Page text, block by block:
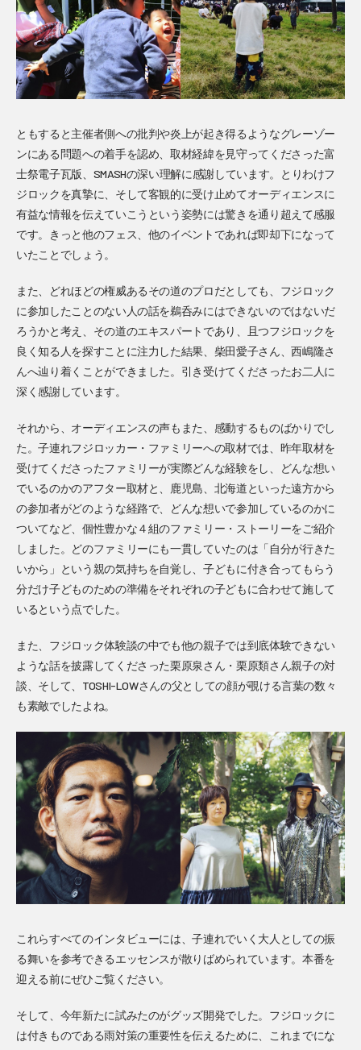
ともすると主催者側への批判や炎上が起き得るようなグレーゾー
ンにある問題への着手を認め、取材経緯を見守ってくださった富
士祭電子瓦版、SMASHの深い理解に感謝しています。とりわけフ
ジロックを真摯に、そして客観的に受け止めてオーディエンスに
有益な情報を伝えていこうという姿勢には驚きを通り超えて感服
です。きっと他のフェス、他のイベントであれば即却下になって
いたことでしょう。
また、どれほどの権威あるその道のプロだとしても、フジロック
に参加したことのない人の話を鵜呑みにはできないのではないだ
ろうかと考え、その道のエキスパートであり、且つフジロックを
良く知る人を探すことに注力した結果、柴田愛子さん、西嶋隆さ
んへ辿り着くことができました。引き受けてくださったお二人に
深く感謝しています。
それから、オーディエンスの声もまた、感動するものばかりでし
た。子連れフジロッカー・ファミリーへの取材では、昨年取材を
受けてくださったファミリーが実際どんな経験をし、どんな想い
でいるのかのアフター取材と、鹿児島、北海道といった遠方から
の参加者がどのような経路で、どんな想いで参加しているのかに
ついてなど、個性豊かな４組のファミリー・ストーリーをご紹介
しました。どのファミリーにも一貫していたのは「自分が行きた
いから」という親の気持ちを自覚し、子どもに付き合ってもらう
分だけ子どものための準備をそれぞれの子どもに合わせて施して
いるという点でした。
また、フジロック体験談の中でも他の親子では到底体験できない
ような話を披露してくださった栗原泉さん・栗原類さん親子の対
談、そして、TOSHI-LOWさんの父としての顔が覗ける言葉の数々
も素敵でしたよね。
これらすべてのインタビューには、子連れでいく大人としての振
る舞いを参考できるエッセンスが散りばめられています。本番を
迎える前にぜひご覧ください。
そして、今年新たに試みたのがグッズ開発でした。フジロックに
は付きものである雨対策の重要性を伝えるために、これまでにな